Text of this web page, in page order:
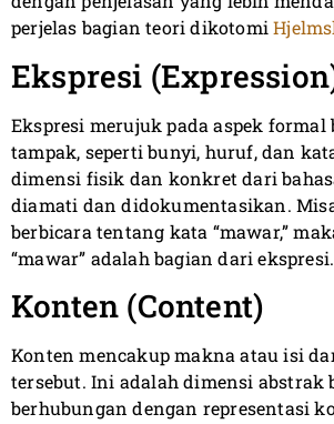
perjelas bagian teori dikotomi
Ekspresi
Ekspresi merujuk pada aspek formal
tampak, seperti bunyi, huruf, dan
dimensi fisik dan konkret dari
diamati dan didokumentasikan.
berbicara tentang kata “mawar,”
“mawar” adalah bagian dari ekspresi.
Konten (Content)
Konten mencakup makna atau isi
tersebut. Ini adalah dimensi abstrak
berhubungan dengan representasi